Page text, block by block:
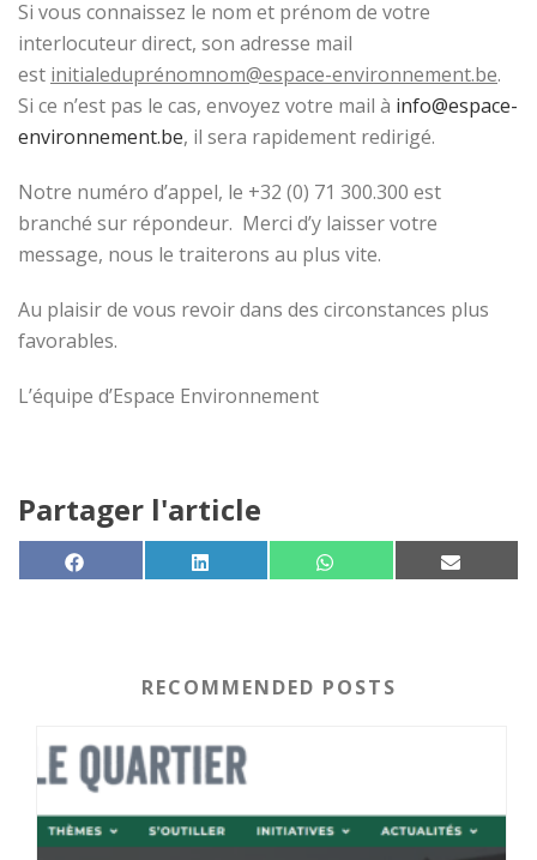
Si vous connaissez le nom et prénom de votre
interlocuteurdirect, son adresse mail
est initialeduprénomnom@espace-environnement.be.
Si ce n’est pas le cas, envoyez votre mail à info@espace-
environnement.be, il sera rapidement redirigé.
Notre numéro d’appel, le +32 (0) 71 300.300 est
branché sur répondeur. Merci d’y laisser votre
message, nous le traiterons au plus vite.
Au plaisir de vous revoir dans des circonstances plus
favorables.
L’équipe d’Espace Environnement
Partager l'article
RECOMMENDED POSTS